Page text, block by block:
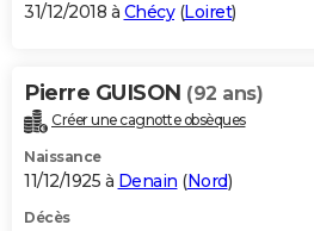
31/12/2018 à Chécy(Loiret)
Pierre GUISON (92 ans)
Créer une cagnotte obsèques
Naissance
11/12/1925 à Denain (Nord)
Décès